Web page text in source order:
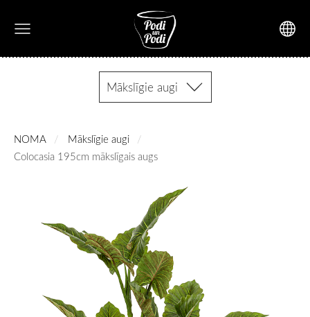
Mākslīgie augi
NOMA
Mākslīgie augi
Colocasia 195cm mākslīgais augs